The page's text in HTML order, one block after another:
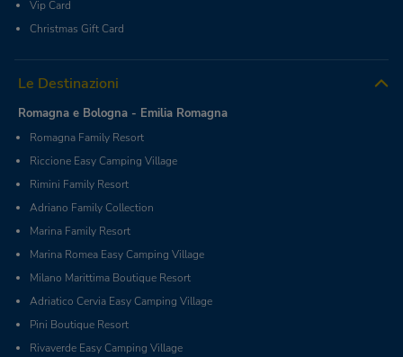
Vip Card
Christmas Gift Card
Le Destinazioni
Romagna e Bologna - Emilia Romagna
Romagna Family Resort
Riccione Easy Camping Village
Rimini Family Resort
Adriano Family Collection
Marina Family Resort
Marina Romea Easy Camping Village
Milano Marittima Boutique Resort
Adriatico Cervia Easy Camping Village
Pini Boutique Resort
Rivaverde Easy Camping Village